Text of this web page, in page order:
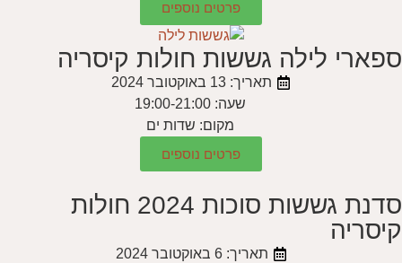
פרטים נוספים
ספארי לילה גששות חולות קיסריה
תאריך: 13 באוקטובר 2024
שעה: 19:00-21:00
מקום: שדות ים
פרטים נוספים
סדנת גששות סוכות 2024 חולות
קיסריה
תאריך: 6 באוקטובר 2024